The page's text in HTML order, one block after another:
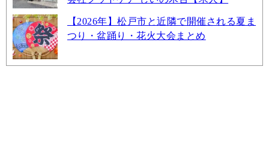
【2026年】松戸市と近隣で開催される夏ま
つり・盆踊り・花火大会まとめ